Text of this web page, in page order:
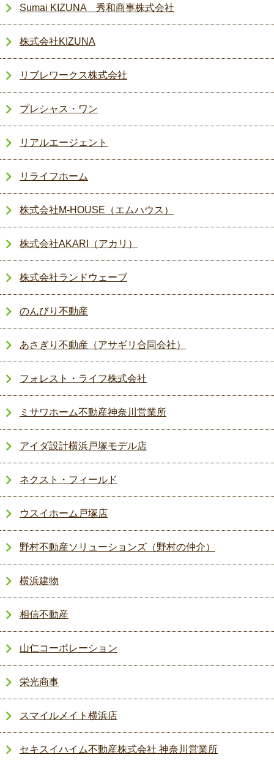
Sumai KIZUNA 秀和商事株式会社
株式会社KIZUNA
リブレワークス株式会社
プレシャス・ワン
リアルエージェント
リライフホーム
株式会社M-HOUSE（エムハウス）
株式会社AKARI（アカリ）
株式会社ランドウェーブ
のんびり不動産
あさぎり不動産（アサギリ合同会社）
フォレスト・ライフ株式会社
ミサワホーム不動産神奈川営業所
アイダ設計横浜戸塚モデル店
ネクスト・フィールド
ウスイホーム戸塚店
野村不動産ソリューションズ（野村の仲介）
横浜建物
相信不動産
山仁コーポレーション
栄光商事
スマイルメイト横浜店
セキスイハイム不動産株式会社 神奈川営業所